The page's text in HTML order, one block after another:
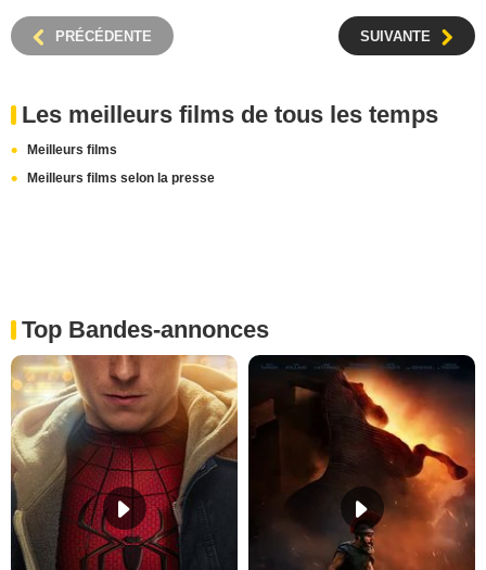
PRÉCÉDENTE SUIVANTE
Les meilleurs films de tous les temps
Meilleurs films
Meilleurs films selon la presse
Top Bandes-annonces